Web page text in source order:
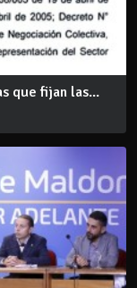
que fijan las...